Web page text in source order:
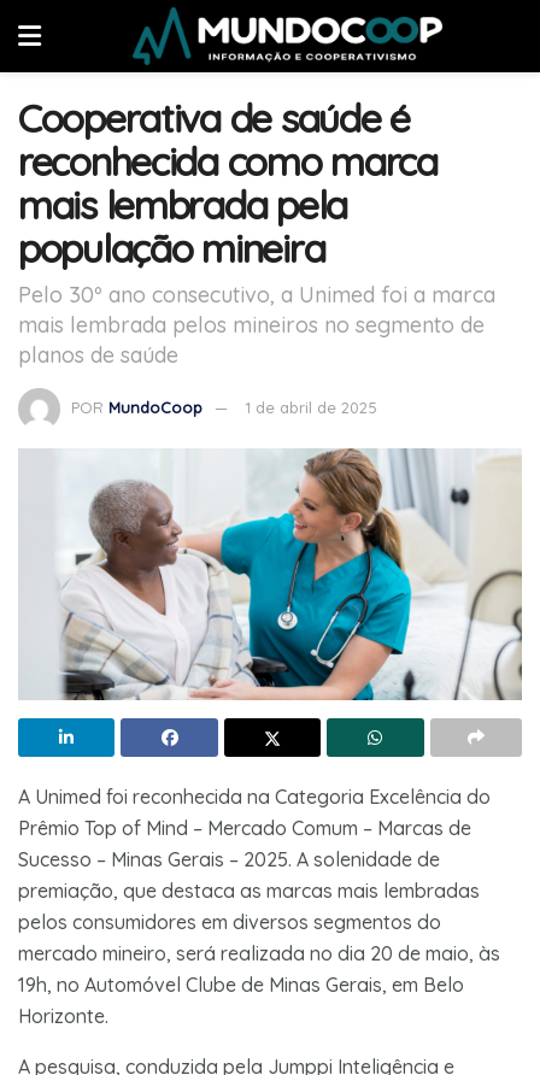
Cooperativa de saúde é
reconhecida como marca
mais lembrada pela
população mineira
Pelo 30º ano consecutivo, a Unimed foi a marca
mais lembrada pelos mineiros no segmento de
planos de saúde
POR MundoCoop 1 de abril de 2025
A Unimed foi reconhecida na Categoria Excelência do
Prêmio Top of Mind – Mercado Comum – Marcas de
Sucesso – Minas Gerais – 2025. A solenidade de
premiação, que destaca as marcas mais lembradas
pelos consumidores em diversos segmentos do
mercado mineiro, será realizada no dia 20 de maio, às
19h, no Automóvel Clube de Minas Gerais, em Belo
Horizonte.
A pesquisa, conduzida pela Jumppi Inteligência e